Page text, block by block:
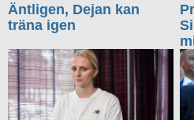
Äntligen, Dejan kan
träna igen